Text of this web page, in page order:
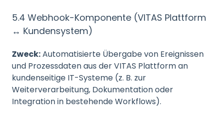
5.4 Webhook-Komponente (VITAS Plattform
↔ Kundensystem)
Zweck:Automatisierte Übergabe von Ereignissen
und Prozessdaten aus der VITAS Plattform an
kundenseitige IT-Systeme (z. B. zur
Weiterverarbeitung, Dokumentation oder
Integration in bestehende Workflows).